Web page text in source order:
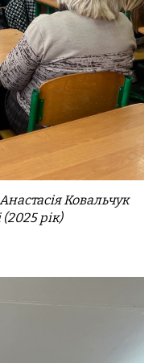
Ковальчук
рік)